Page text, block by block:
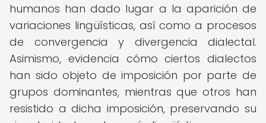
humanos han dado lugar a la aparición de
variaciones lingüísticas, así como a procesos
de convergencia y divergencia dialectal.
Asimismo, evidencia cómo ciertos dialectos
han sido objeto de imposición por parte de
grupos dominantes, mientras que otros han
resistido a dicha imposición, preservando su